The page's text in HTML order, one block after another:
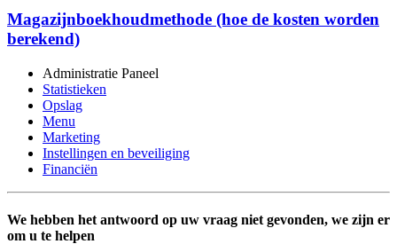
Magazijnboekhoudmethode (hoe de kosten worden
berekend)
Administratie Paneel
Statistieken
Opslag
Menu
Marketing
Instellingen en beveiliging
Financiën
We hebben het antwoord op uw vraag niet gevonden, we zijn er
om u te helpen